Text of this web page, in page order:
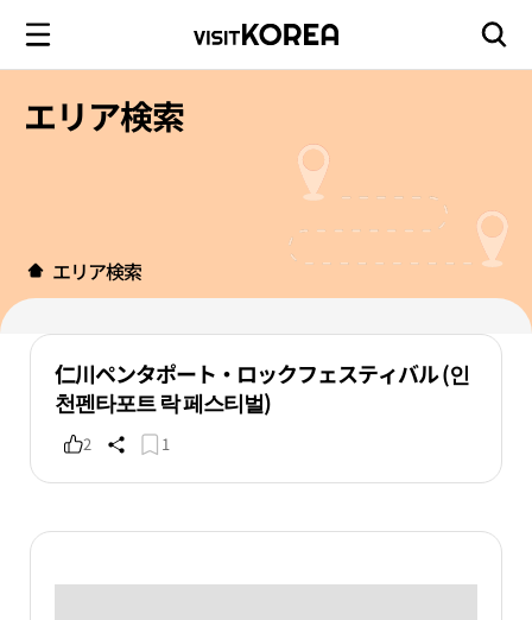
エリア検索
エリア検索
仁川ペンタポート・ロックフェスティバル (인
천펜타포트 락 페스티벌)
2 1